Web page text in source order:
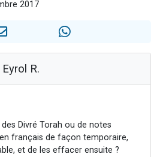
49 places pour étudier en groupe sur Zoom
nouvelles musiques dans Torah-Box Music
2 personnes viennent de nous rejoindre sur WhatsApp
2017
R.
Divré Torah ou de notes
français de façon temporaire,
et de les effacer ensuite ?